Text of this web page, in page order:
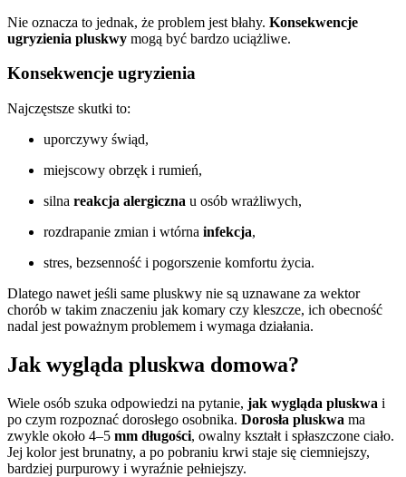
Nie oznacza to jednak, że problem jest błahy. Konsekwencje
ugryzienia pluskwy mogą być bardzo uciążliwe.
Konsekwencje ugryzienia
Najczęstsze skutki to:
uporczywy świąd,
miejscowy obrzęk i rumień,
silna reakcja alergiczna u osób wrażliwych,
rozdrapanie zmian i wtórna infekcja,
stres, bezsenność i pogorszenie komfortu życia.
Dlatego nawet jeśli same pluskwy nie są uznawane za wektor
chorób w takim znaczeniu jak komary czy kleszcze, ich obecność
nadal jest poważnym problemem i wymaga działania.
Jak wygląda pluskwa domowa?
Wiele osób szuka odpowiedzi na pytanie, jak wygląda pluskwa i
po czym rozpoznać dorosłego osobnika. Dorosła pluskwa ma
zwykle około 4–5 mm długości, owalny kształt i spłaszczone ciało.
Jej kolor jest brunatny, a po pobraniu krwi staje się ciemniejszy,
bardziej purpurowy i wyraźnie pełniejszy.